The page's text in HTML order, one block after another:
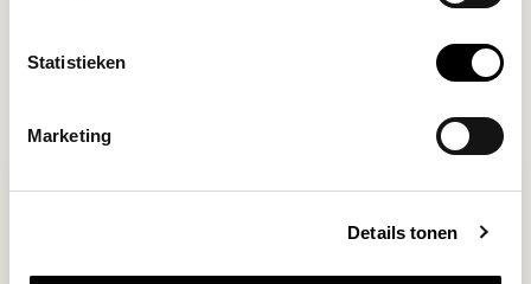
Statistieken
Marketing
Details tonen